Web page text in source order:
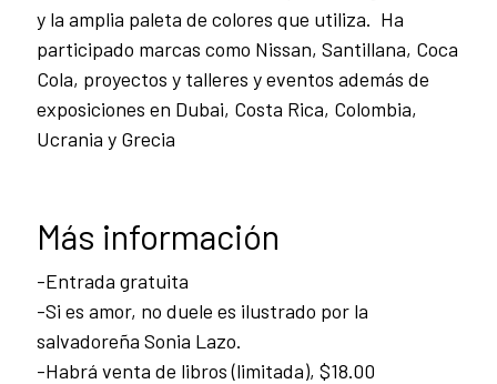
y la amplia paleta de colores que utiliza. Ha
participado marcas como Nissan, Santillana, Coca
Cola, proyectos y talleres y eventos además de
exposiciones en Dubai, Costa Rica, Colombia,
Ucrania y Grecia
Más información
-Entrada gratuita
-Si es amor, no duele es ilustrado por la
salvadoreña Sonia Lazo.
-Habrá venta de libros (limitada), $18.00